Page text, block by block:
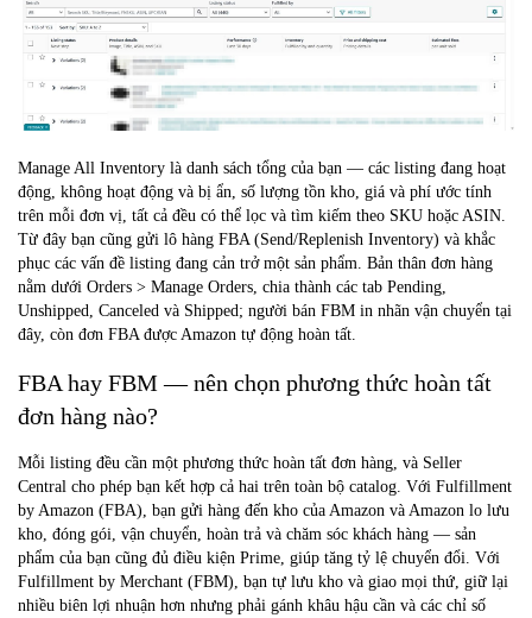
Manage All Inventory là danh sách tổng của bạn — các listing đang hoạt
động, không hoạt động và bị ẩn, số lượng tồn kho, giá và phí ước tính
trên mỗi đơn vị, tất cả đều có thể lọc và tìm kiếm theo SKU hoặc ASIN.
Từ đây bạn cũng gửi lô hàng FBA (Send/Replenish Inventory) và khắc
phục các vấn đề listing đang cản trở một sản phẩm. Bản thân đơn hàng
nằm dưới Orders > Manage Orders, chia thành các tab Pending,
Unshipped, Canceled và Shipped; người bán FBM in nhãn vận chuyển tại
đây, còn đơn FBA được Amazon tự động hoàn tất.
FBA hay FBM — nên chọn phương thức hoàn tất
đơn hàng nào?
Mỗi listing đều cần một phương thức hoàn tất đơn hàng, và Seller
Central cho phép bạn kết hợp cả hai trên toàn bộ catalog. Với Fulfillment
by Amazon (FBA), bạn gửi hàng đến kho của Amazon và Amazon lo lưu
kho, đóng gói, vận chuyển, hoàn trả và chăm sóc khách hàng — sản
phẩm của bạn cũng đủ điều kiện Prime, giúp tăng tỷ lệ chuyển đổi. Với
Fulfillment by Merchant (FBM), bạn tự lưu kho và giao mọi thứ, giữ lại
nhiều biên lợi nhuận hơn nhưng phải gánh khâu hậu cần và các chỉ số